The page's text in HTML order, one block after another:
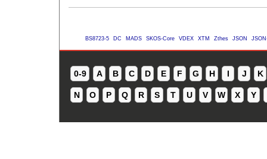
BS8723-5 DC MADS SKOS-Core VDEX XTM Zthes JSON
0-9 A B C D E F G H I J K
N O P Q R S T U V W X Y